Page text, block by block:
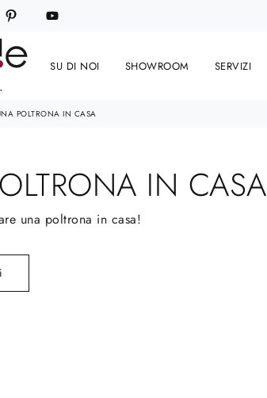
SU DI NOI SHOWROOM SERVIZI
POLTRONA IN CASA
IN CASA
una poltrona in casa!